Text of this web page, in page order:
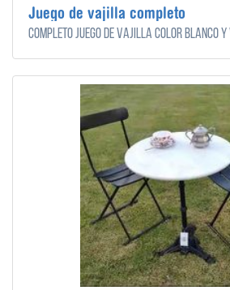
Juego de vajilla completo
Completo juego de vajilla color blanco y